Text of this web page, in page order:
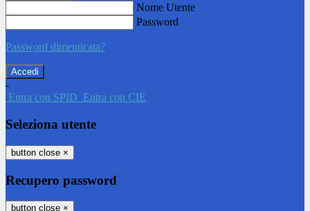
Nome Utente
Password
Password dimenticata?
-
Entra con SPID Entra con CIE
Seleziona utente
button close ×
Recupero password
button close ×